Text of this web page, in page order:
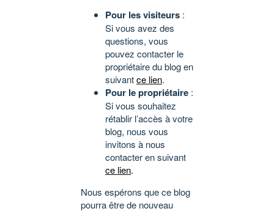
Pour les visiteurs :
Si vous avez des
questions, vous
pouvez contacter le
propriétaire du blog en
suivantce lien.
Pour le propriétaire :
Si vous souhaitez
rétablir l’accès à votre
blog, nous vous
invitons à nous
contacter en suivant
ce lien.
Nous espérons que ce blog
pourra être de nouveau